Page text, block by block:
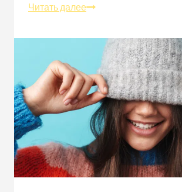
Читать далееПрограммное
часто
используемое
дизайне
шляп